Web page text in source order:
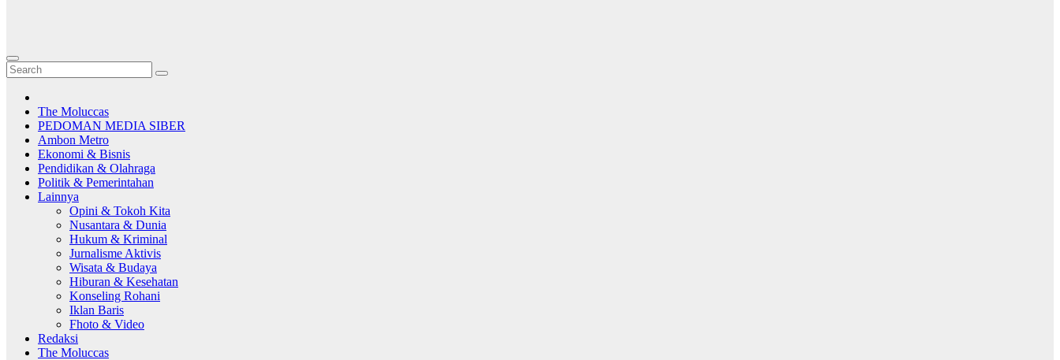
The Moluccas
PEDOMAN MEDIA SIBER
Ambon Metro
Ekonomi & Bisnis
Pendidikan & Olahraga
Politik & Pemerintahan
Lainnya
Opini & Tokoh Kita
Nusantara & Dunia
Hukum & Kriminal
Jurnalisme Aktivis
Wisata & Budaya
Hiburan & Kesehatan
Konseling Rohani
Iklan Baris
Fhoto & Video
Redaksi
The Moluccas